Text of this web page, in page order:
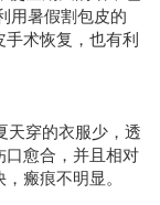
用暑假割包皮的
术恢复，也有利
天穿的衣服少，透
口愈合，并且相对
瘢痕不明显。